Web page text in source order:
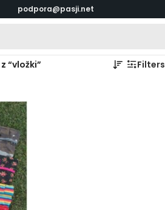
podpora@pasji.net
“vložki” Filters